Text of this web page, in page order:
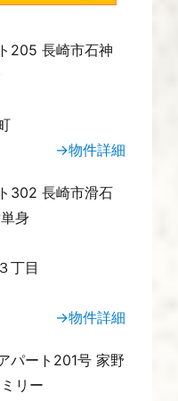
205 長崎市石神
→物件詳細
302 長崎市滑石
身
丁目
→物件詳細
パート201号 家野
リー